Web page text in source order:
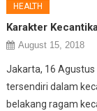
HEALTH
Karakter
August 15, 2018
Jakarta, 16
tersendiri dalam
belakang ragam